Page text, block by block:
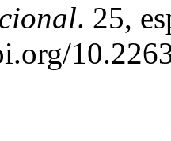
. 25,